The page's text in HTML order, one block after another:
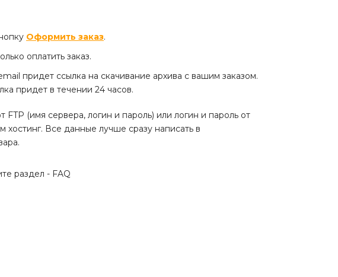
Оформить заказ.
оплатить заказ.
придет ссылка на скачивание архива с вашим заказом.
придет в течении 24 часов.
(имя сервера, логин и пароль) или логин и пароль от
хостинг. Все данные лучше сразу написать в
раздел - FAQ